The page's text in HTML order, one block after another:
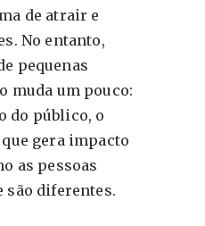
de atrair e
No entanto,
pequenas
muda um pouco:
do público, o
gera impacto
as pessoas
diferentes.